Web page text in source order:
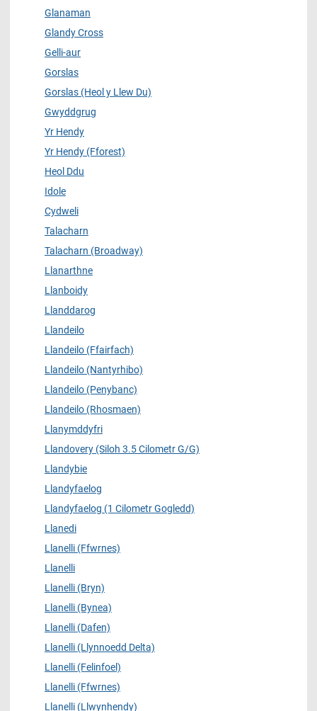
Glanaman
Glandy Cross
Gelli-aur
Gorslas
Gorslas (Heol y Llew Du)
Gwyddgrug
Yr Hendy
Yr Hendy (Fforest)
Heol Ddu
Idole
Cydweli
Talacharn
Talacharn (Broadway)
Llanarthne
Llanboidy
Llanddarog
Llandeilo
Llandeilo (Ffairfach)
Llandeilo (Nantyrhibo)
Llandeilo (Penybanc)
Llandeilo (Rhosmaen)
Llanymddyfri
Llandovery (Siloh 3.5 Cilometr G/G)
Llandybie
Llandyfaelog
Llandyfaelog (1 Cilometr Gogledd)
Llanedi
Llanelli (Ffwrnes)
Llanelli
Llanelli (Bryn)
Llanelli (Bynea)
Llanelli (Dafen)
Llanelli (Llynnoedd Delta)
Llanelli (Felinfoel)
Llanelli (Ffwrnes)
Llanelli (Llwynhendy)